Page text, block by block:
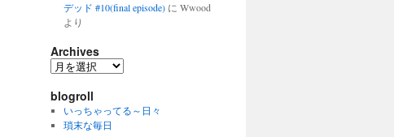
デッド #10(final episode)に Wwood
より
Archives
Archives
blogroll
いっちゃってる～日々
瑣末な毎日